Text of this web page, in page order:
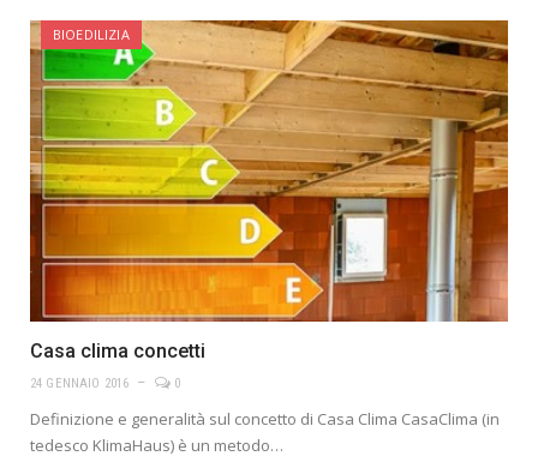
BIOEDILIZIA
Casa clima concetti
24 GENNAIO 2016 0
Definizione e generalità sul concetto di Casa Clima CasaClima (in
tedesco KlimaHaus) è un metodo…